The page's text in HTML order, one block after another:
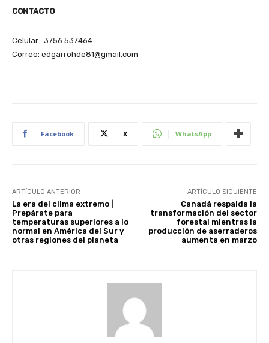
CONTACTO
Celular : 3756 537464
Correo: edgarrohde81@gmail.com
Facebook X WhatsApp
ARTÍCULO ANTERIOR
La era del clima extremo |
Prepárate para
temperaturas superiores a lo
normal en América del Sur y
otras regiones del planeta
ARTÍCULO SIGUIENTE
Canadá respalda la
transformación del sector
forestal mientras la
producción de aserraderos
aumenta en marzo